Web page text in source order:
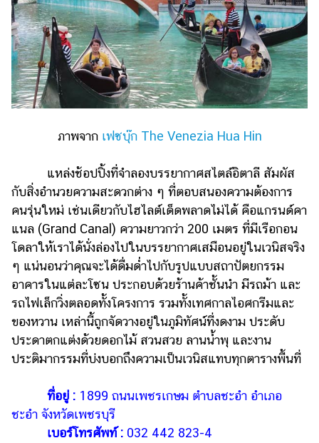
ภาพจาก เฟซบุ๊ก The Venezia Hua Hin
แหล่งช้อปปิ้งที่จำลองบรรยากาศสไตล์อิตาลี สัมผัส
กับสิ่งอำนวยความสะดวกต่าง ๆ ที่ตอบสนองความต้องการ
คนรุ่นใหม่ เช่นเดียวกับไฮไลต์เด็ดพลาดไม่ได้ คือแกรนด์คา
แนล (Grand Canal) ความยาวกว่า 200 เมตร ที่มีเรือกอน
โดลาให้เราได้นั่งล่องไปในบรรยากาศเสมือนอยู่ในเวนิสจริง
ๆ แน่นอนว่าคุณจะได้ดื่มด่ำไปกับรูปแบบสถาปัตยกรรม
อาคารในแต่ละโซน ประกอบด้วยร้านค้าชั้นนำ มีรถม้า และ
รถไฟเล็กวิ่งตลอดทั้งโครงการ รวมทั้งเทศกาลไอศกรีมและ
ของหวาน เหล่านี้ถูกจัดวางอยู่ในภูมิทัศน์ที่งดงาม ประดับ
ประดาตกแต่งด้วยดอกไม้ สวนสวย ลานน้ำพุ และงาน
ประติมากรรมที่บ่งบอกถึงความเป็นเวนิสแทบทุกตารางพื้นที่
ที่อยู่ : 1899 ถนนเพชรเกษม ตำบลชะอำ อำเภอ
ชะอำ จังหวัดเพชรบุรี
เบอร์โทรศัพท์ : 032 442 823-4